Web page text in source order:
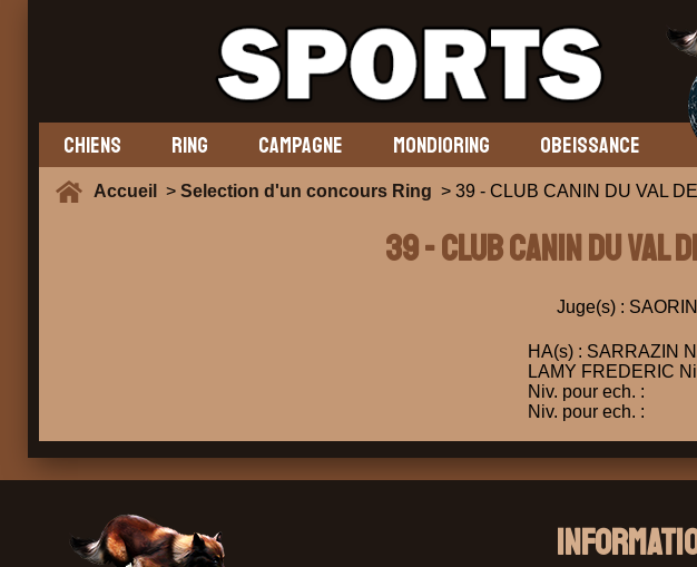
CHIENS RING CAMPAGNE MONDIORING OBEISSANCE
Accueil > Selection d'un concours Ring > 39 - CLUB CANIN DU VAL
39 - CLUB CANIN DU
Juge(s) :
HA(s) : SARRAZIN
LAMY FREDERIC
Niv. pour ech. :
Niv. pour ech. :